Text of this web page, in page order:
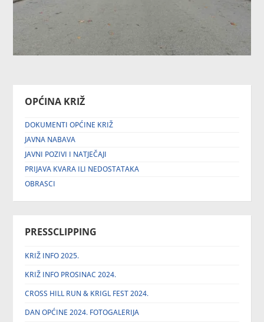
OPĆINA KRIŽ
DOKUMENTI OPĆINE KRIŽ
JAVNA NABAVA
JAVNI POZIVI I NATJEČAJI
PRIJAVA KVARA ILI NEDOSTATAKA
OBRASCI
PRESSCLIPPING
KRIŽ INFO 2025.
KRIŽ INFO PROSINAC 2024.
CROSS HILL RUN & KRIGL FEST 2024.
DAN OPĆINE 2024. FOTOGALERIJA